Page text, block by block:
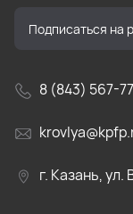
8 (843) 567-
г. Казань, ул.